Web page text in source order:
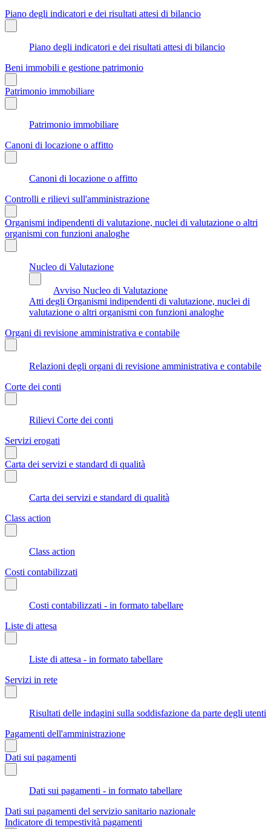
Piano degli indicatori e dei risultati attesi di bilancio
Piano degli indicatori e dei risultati attesi di bilancio
Beni immobili e gestione patrimonio
Patrimonio immobiliare
Patrimonio immobiliare
Canoni di locazione o affitto
Canoni di locazione o affitto
Controlli e rilievi sull'amministrazione
Organismi indipendenti di valutazione, nuclei di valutazione o altri
organismi con funzioni analoghe
Nucleo di Valutazione
Avviso Nucleo di Valutazione
Atti degli Organismi indipendenti di valutazione, nuclei di
valutazione o altri organismi con funzioni analoghe
Organi di revisione amministrativa e contabile
Relazioni degli organi di revisione amministrativa e contabile
Corte dei conti
Rilievi Corte dei conti
Servizi erogati
Carta dei servizi e standard di qualità
Carta dei servizi e standard di qualità
Class action
Class action
Costi contabilizzati
Costi contabilizzati - in formato tabellare
Liste di attesa
Liste di attesa - in formato tabellare
Servizi in rete
Risultati delle indagini sulla soddisfazione da parte degli utenti
Pagamenti dell'amministrazione
Dati sui pagamenti
Dati sui pagamenti - in formato tabellare
Dati sui pagamenti del servizio sanitario nazionale
Indicatore di tempestività pagamenti